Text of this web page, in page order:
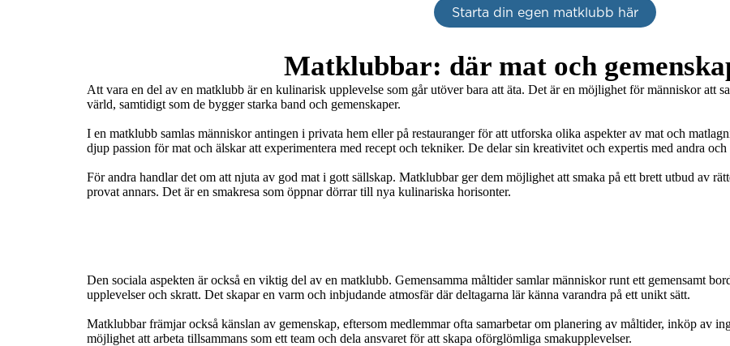
Starta din egen matklubb här
Matklubbar: där mat och
Att vara en del av en matklubb är en kulinarisk upplevelse som går utöver bara att äta. Det är en möjlighet för människor att
värld, samtidigt som de bygger starka band och gemenskaper.
I en matklubb samlas människor antingen i privata hem eller på restauranger för att utforska olika aspekter av mat och
djup passion för mat och älskar att experimentera med recept och tekniker. De delar sin kreativitet och expertis med andra
För andra handlar det om att njuta av god mat i gott sällskap. Matklubbar ger dem möjlighet att smaka på ett brett utbud av
provat annars. Det är en smakresa som öppnar dörrar till nya kulinariska horisonter.
Den sociala aspekten är också en viktig del av en matklubb. Gemensamma måltider samlar människor runt ett gemensamt
upplevelser och skratt. Det skapar en varm och inbjudande atmosfär där deltagarna lär känna varandra på ett unikt sätt.
Matklubbar främjar också känslan av gemenskap, eftersom medlemmar ofta samarbetar om planering av måltider, inköp av
möjlighet att arbeta tillsammans som ett team och dela ansvaret för att skapa oförglömliga smakupplevelser.